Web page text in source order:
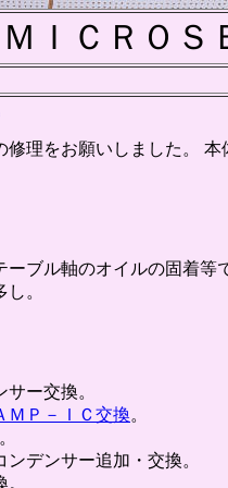
ＭＩＣＲＯ
修理をお願いしました。 本
ーブル軸のオイルの固着等
。
ー交換。
ＭＰ－ＩＣ交換。
ンデンサー追加・交換。